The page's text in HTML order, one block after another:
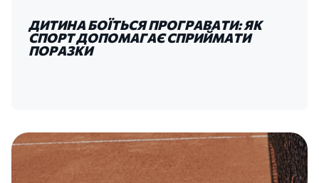
ДИТИНА БОЇТЬСЯ ПРОГРАВАТИ: ЯК
СПОРТ ДОПОМАГАЄ СПРИЙМАТИ
ПОРАЗКИ